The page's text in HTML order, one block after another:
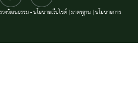
งวัฒนธรรม -นโยบายเว็บไซต์|มาตรฐาน |นโยบายการ